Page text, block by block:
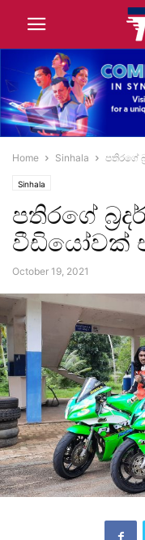
Home Sinhala පතිරගේ
Sinhala
පතිරගේ
වීඩියෝවක්
October 19, 2021